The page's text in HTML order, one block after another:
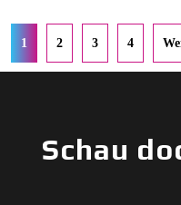
1 2 3 4
Schau